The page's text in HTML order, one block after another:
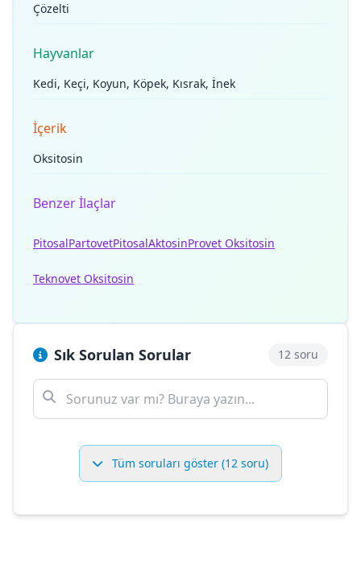
Çözelti
Hayvanlar
Kedi, Keçi, Koyun, Köpek, Kısrak, İnek
İçerik
Oksitosin
Benzer İlaçlar
PitosalPartovetPitosalAktosinProvet Oksitosin
Teknovet Oksitosin
Sık Sorulan Sorular 12 soru
Tüm soruları göster (12 soru)